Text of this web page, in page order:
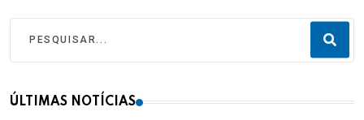
ÚLTIMAS NOTÍCIAS